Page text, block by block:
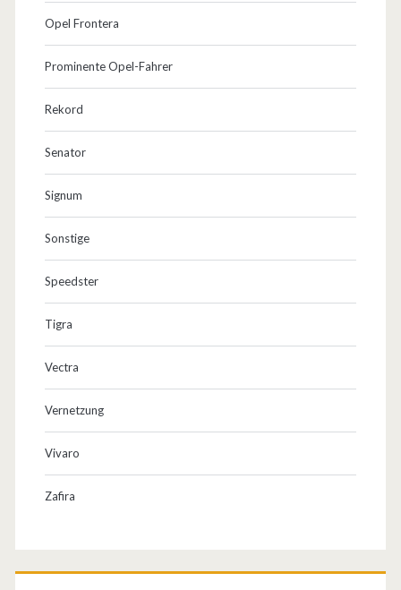
Opel Frontera
Prominente Opel-Fahrer
Rekord
Senator
Signum
Sonstige
Speedster
Tigra
Vectra
Vernetzung
Vivaro
Zafira